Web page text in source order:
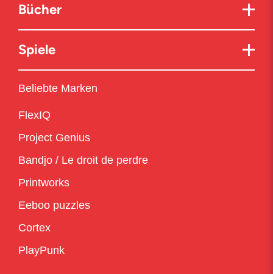
Bücher
Spiele
Beliebte Marken
FlexIQ
Project Genius
Bandjo / Le droit de perdre
Printworks
Eeboo puzzles
Cortex
PlayPunk